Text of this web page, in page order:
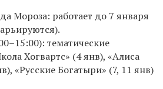
Мороза: работает до 7 января
тематические
Хогвартс» (4 янв), «Алиса
«Русские Богатыри» (7, 11 янв)